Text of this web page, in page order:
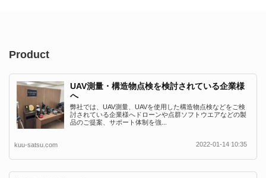
Product
UAV測量・構造物点検を検討されている企業様
へ
弊社では、UAV測量、UAVを使用した構造物点検などをご検
討されている企業様へドローンや点群ソフトウエアなどの製
品のご提案、サポート体制を強...
kuu-satsu.com 2022-01-14 10:35